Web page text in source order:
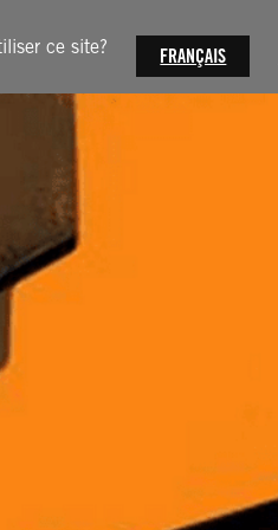
ce site? FRANÇAIS
? S’INFORMER AGIR